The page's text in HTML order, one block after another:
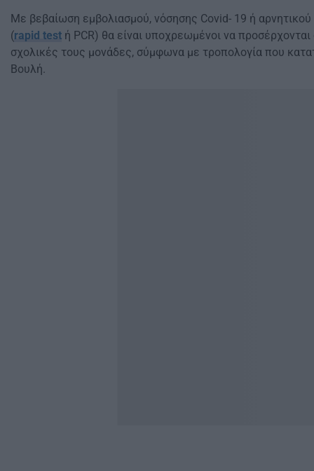
Με βεβαίωση εμβολιασμού, νόσησης Covid- 19 ή
(rapid test ή PCR) θα είναι υποχρεωμένοι να προσέρχονται
σχολικές τους μονάδες, σύμφωνα με τροπολογία που
Βουλή.